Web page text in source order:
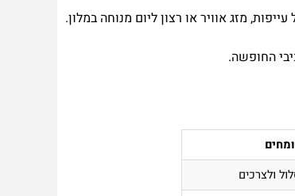
מזג אוויר או רצון ליום מנוחה במלון.
החופשה.
ולצרכים